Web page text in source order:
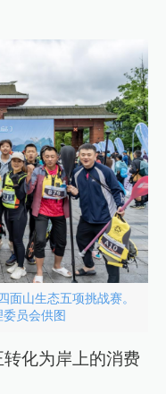
面山生态五项挑战赛。
员会供图
化为岸上的消费